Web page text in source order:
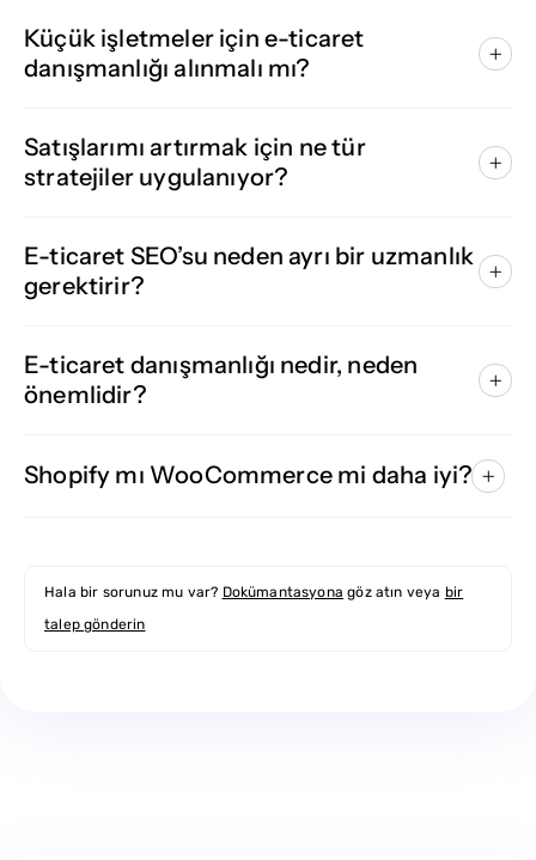
Küçük işletmeler için e-ticaret
danışmanlığı alınmalı mı?
Satışlarımı artırmak için ne tür
stratejiler uygulanıyor?
E-ticaret SEO’su neden ayrı bir uzmanlık
gerektirir?
E-ticaret danışmanlığı nedir, neden
önemlidir?
Shopify mı WooCommerce mi daha iyi?
Hala bir sorunuz mu var? Dokümantasyona göz atın veya bir
talep gönderin